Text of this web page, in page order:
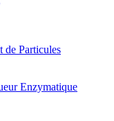
Particules
Enzymatique